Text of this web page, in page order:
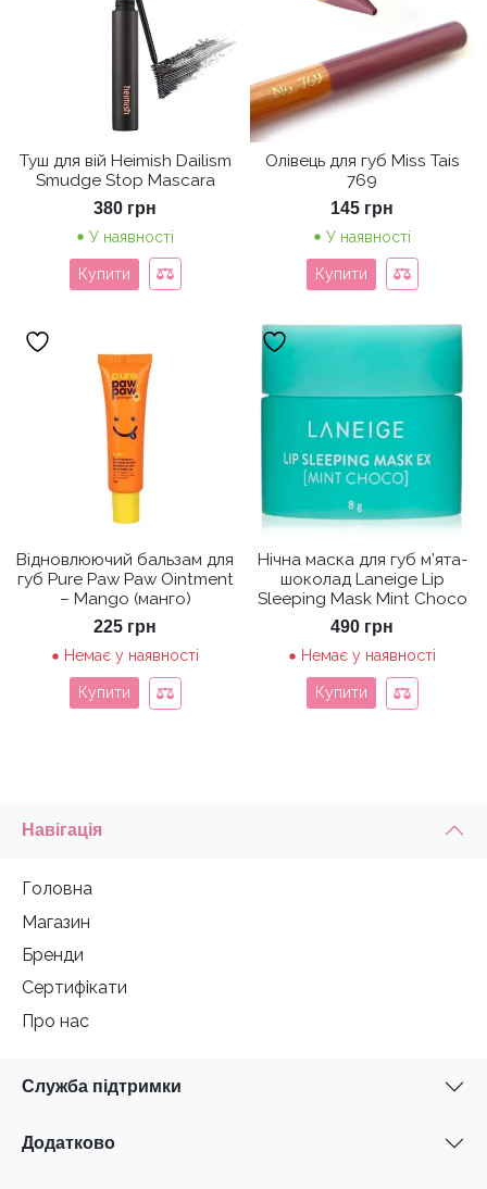
Туш для вій Heimish Dailism
Smudge Stop Mascara
380 грн
У наявності
Купити
Олівець для губ Miss Tais
769
145 грн
У наявності
Купити
Відновлюючий бальзам для
губ Pure Paw Paw Ointment
– Mango (манго)
225 грн
Немає у наявності
Купити
Нічна маска для губ м’ята-
шоколад Laneige Lip
Sleeping Mask Mint Choco
490 грн
Немає у наявності
Купити
Навігація
Головна
Магазин
Бренди
Сертифікати
Про нас
Служба підтримки
Додатково